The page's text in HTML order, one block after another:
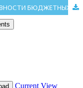
К ВОПРОСУ О ПОВЫШЕНИИ ЭФФЕКТИВНОСТИ БЮДЖЕТНЫХ РАСХОДОВ